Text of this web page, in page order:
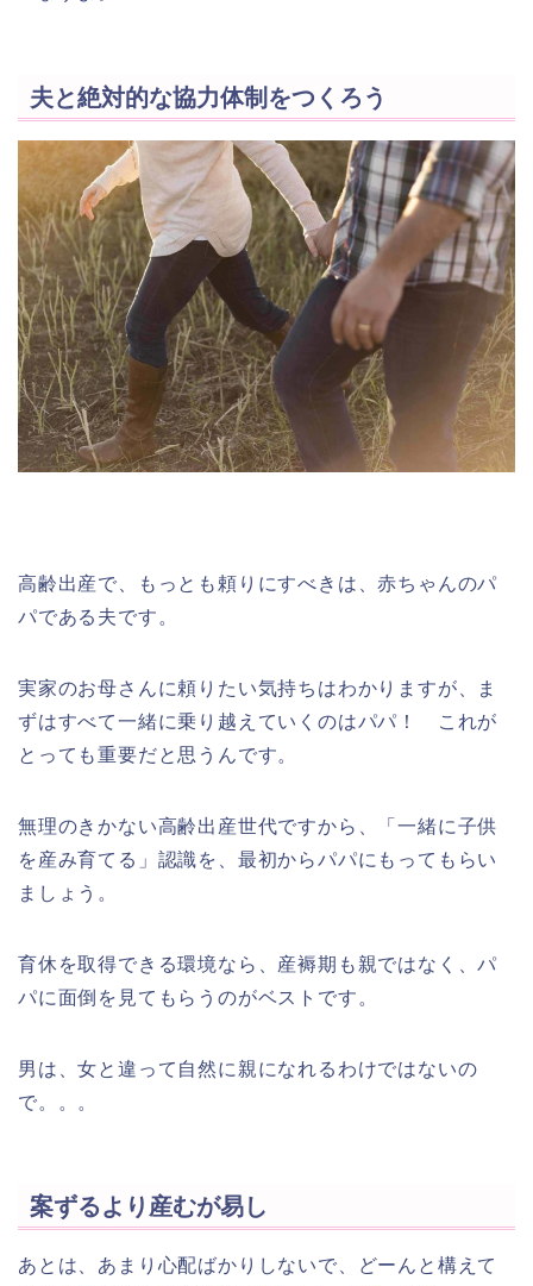
夫と絶対的な協力体制をつくろう
高齢出産で、もっとも頼りにすべきは、赤ちゃんのパ
パである夫です。
実家のお母さんに頼りたい気持ちはわかりますが、ま
ずはすべて一緒に乗り越えていくのはパパ！ これが
とっても重要だと思うんです。
無理のきかない高齢出産世代ですから、「一緒に子供
を産み育てる」認識を、最初からパパにもってもらい
ましょう。
育休を取得できる環境なら、産褥期も親ではなく、パ
パに面倒を見てもらうのがベストです。
男は、女と違って自然に親になれるわけではないの
で。。。
案ずるより産むが易し
あとは、あまり心配ばかりしないで、どーんと構えて